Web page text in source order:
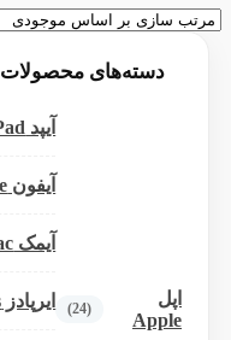
دسته‌های محصولات
اپل
Apple
(24)
آیپد iPad
آیفون iPhone
آیمک iMac
ایرپادز AirPads